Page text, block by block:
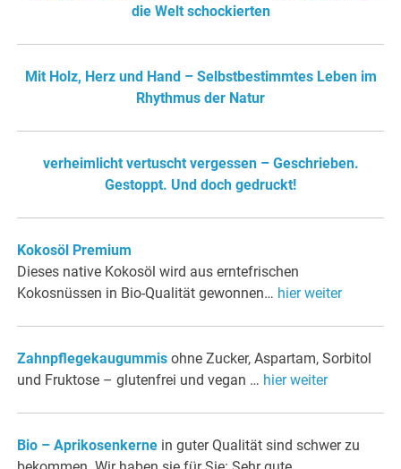
die Welt schockierten
Mit Holz, Herz und Hand – Selbstbestimmtes Leben im
Rhythmus der Natur
verheimlicht vertuscht vergessen – Geschrieben.
Gestoppt. Und doch gedruckt!
Kokosöl Premium
Dieses native Kokosöl wird aus erntefrischen
Kokosnüssen in Bio-Qualität gewonnen… hier weiter
Zahnpflegekaugummis ohne Zucker, Aspartam, Sorbitol
und Fruktose – glutenfrei und vegan … hier weiter
Bio – Aprikosenkerne in guter Qualität sind schwer zu